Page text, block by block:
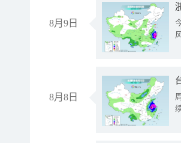
8月9日
8月8日